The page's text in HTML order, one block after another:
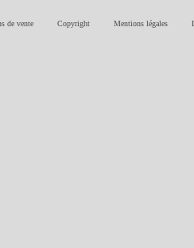
de vente Copyright Mentions légales